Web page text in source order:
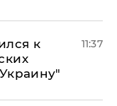
к
11:37